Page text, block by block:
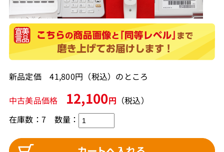
新品定価 41,800円（税込）のところ
中古美品価格 12,100円 （税込）
在庫数：7 数量：